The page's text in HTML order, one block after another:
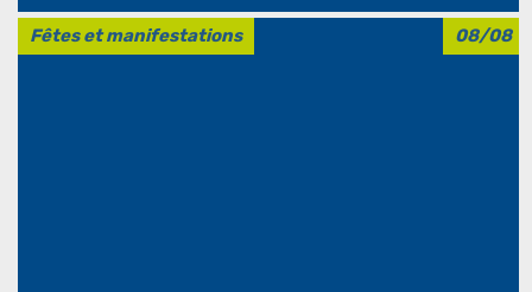
08/08
Fêtes et manifestations